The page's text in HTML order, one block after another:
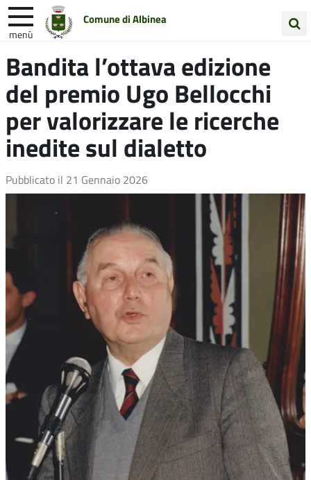
Comune di Albinea
menù
nel
sito
Entra in Comune Vivi Albinea
Unione Colline Matildiche
Bandita l’ottava edizione
del premio Ugo Bellocchi
per valorizzare le ricerche
inedite sul dialetto
Pubblicato il 21 Gennaio 2026